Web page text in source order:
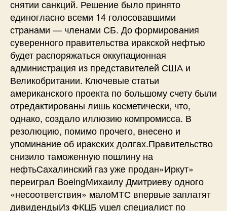
снятии санкций. Решение было принято
единогласно всеми 14 голосовавшими
странами — членами СБ. До формирования
суверенного правительства иракской нефтью
будет распоряжаться оккупационная
администрация из представителей США и
Великобритании. Ключевые статьи
американского проекта по большому счету были
отредактированы лишь косметически, что,
однако, создало иллюзию компромисса. В
резолюцию, помимо прочего, внесено и
упоминание об иракских долгах.Правительство
снизило таможенную пошлину на
нефтьСахалинский газ уже продан»Иркут»
переиграл BoeingМихаилу Дмитриеву одного
«несоответствия» малоМТС впервые заплатят
дивидендыИз ФКЦБ ушел специалист по